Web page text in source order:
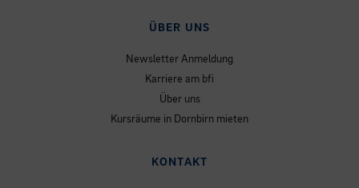
ÜBER UNS
Newsletter Anmeldung
Karriere am bfi
Über uns
Kursräume in Dornbirn mieten
KONTAKT